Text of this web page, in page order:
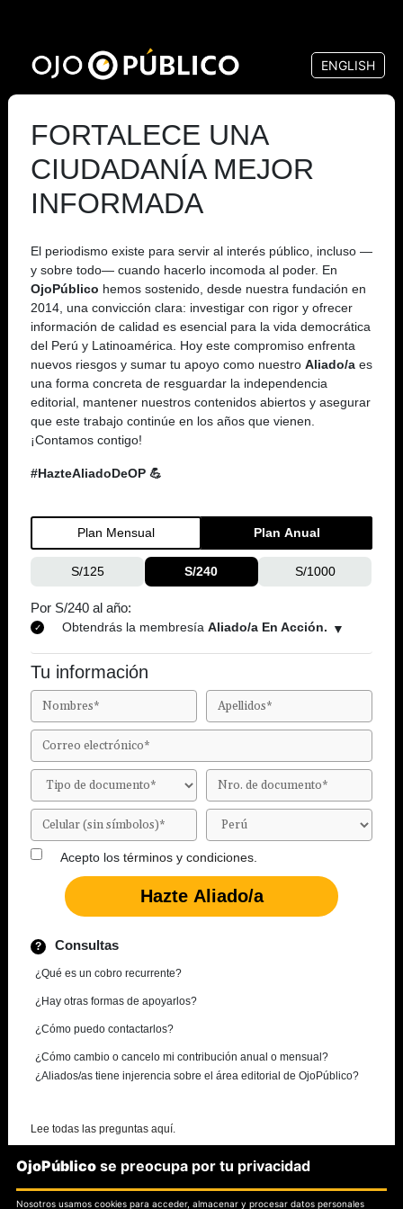
contenido
principal
ENGLISH
FORTALECE UNA
CIUDADANÍA MEJOR
INFORMADA
El periodismo existe para servir al interés público, incluso —
y sobre todo— cuando hacerlo incomoda al poder. En
OjoPúblico hemos sostenido, desde nuestra fundación en
2014, una convicción clara: investigar con rigor y ofrecer
información de calidad es esencial para la vida democrática
del Perú y Latinoamérica. Hoy este compromiso enfrenta
nuevos riesgos y sumar tu apoyo como nuestro Aliado/a es
una forma concreta de resguardar la independencia
editorial, mantener nuestros contenidos abiertos y asegurar
que este trabajo continúe en los años que vienen.
¡Contamos contigo!
#HazteAliadoDeOP 💪
Plan Mensual Plan Anual
S/125 S/240 S/1000
Por S/240 al año:
Obtendrás la membresía Aliado/a En Acción.
Tu información
Acepto los términos y condiciones.
Consultas
¿Qué es un cobro recurrente?
¿Hay otras formas de apoyarlos?
¿Cómo puedo contactarlos?
¿Cómo cambio o cancelo mi contribución anual o mensual?
¿Aliados/as tiene injerencia sobre el área editorial de OjoPúblico?
Lee todas las preguntas aquí.
¿Necesitas más información?
OjoPúblico se preocupa por tu privacidad
Nosotros usamos cookies para acceder, almacenar y procesar datos personales